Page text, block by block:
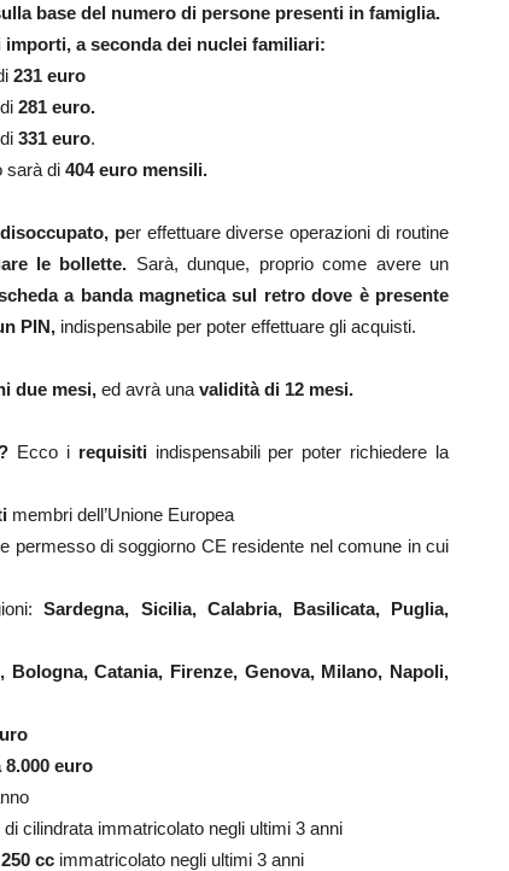
base del numero di persone presenti in famiglia.
a seconda dei nuclei familiari:
231 euro
281 euro.
331 euro.
sarà di 404 euro mensili.
per effettuare diverse operazioni di routine
le bollette. Sarà, dunque, proprio come avere un
a banda magnetica sul retro dove è presente
PIN, indispensabile per poter effettuare gli acquisti.
due mesi, ed avrà una validità di 12 mesi.
Ecco i requisitiindispensabili per poter richiedere la
membri dell’Unione Europea
permesso di soggiorno CE residente nel comune in cui
Sardegna, Sicilia, Calabria, Basilicata, Puglia,
Bologna, Catania, Firenze, Genova, Milano, Napoli,
euro
di cilindrata immatricolato negli ultimi 3 anni
cc immatricolato negli ultimi 3 anni